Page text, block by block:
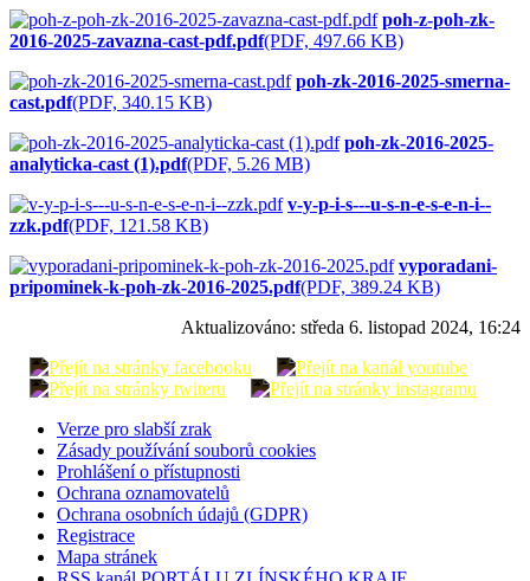
poh-z-poh-zk-
2016-2025-zavazna-cast-pdf.pdf(PDF, 497.66 KB)
poh-zk-2016-2025-smerna-
cast.pdf(PDF, 340.15 KB)
poh-zk-2016-2025-
analyticka-cast (1).pdf(PDF, 5.26 MB)
v-y-p-i-s---u-s-n-e-s-e-n-i--
zzk.pdf(PDF, 121.58 KB)
vyporadani-
pripominek-k-poh-zk-2016-2025.pdf(PDF, 389.24 KB)
Aktualizováno: středa 6. listopad 2024, 16:24
Verze pro slabší zrak
Zásady používání souborů cookies
Prohlášení o přístupnosti
Ochrana oznamovatelů
Ochrana osobních údajů (GDPR)
Registrace
Mapa stránek